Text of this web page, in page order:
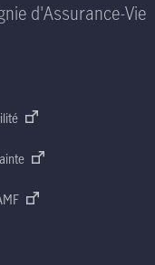
d'Assurance-Vie